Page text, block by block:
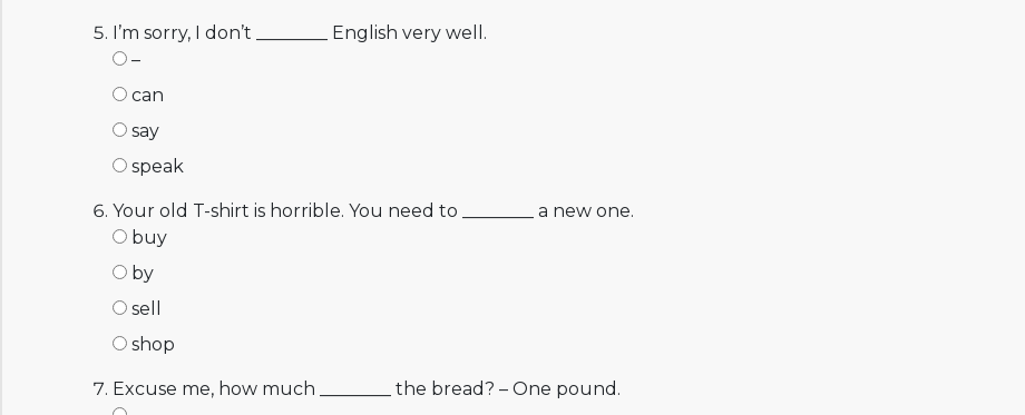
I’m sorry, I don’t ________ English very well.
–
can
say
speak
Your old T-shirt is horrible. You need to ________ a new one.
buy
by
sell
shop
Excuse me, how much ________ the bread? – One pound.